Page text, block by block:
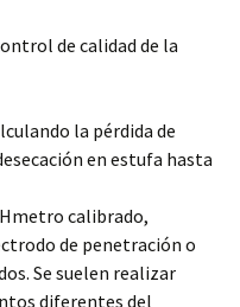
de calidad de la
la pérdida de
en estufa hasta
calibrado,
de penetración o
Se suelen realizar
diferentes del